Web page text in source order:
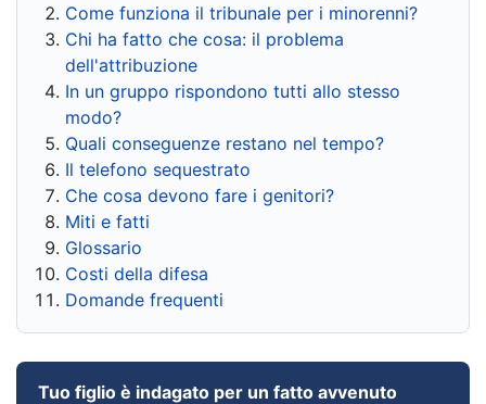
Come funziona il tribunale per i minorenni?
Chi ha fatto che cosa: il problema
dell'attribuzione
In un gruppo rispondono tutti allo stesso
modo?
Quali conseguenze restano nel tempo?
Il telefono sequestrato
Che cosa devono fare i genitori?
Miti e fatti
Glossario
Costi della difesa
Domande frequenti
Tuo figlio è indagato per un fatto avvenuto